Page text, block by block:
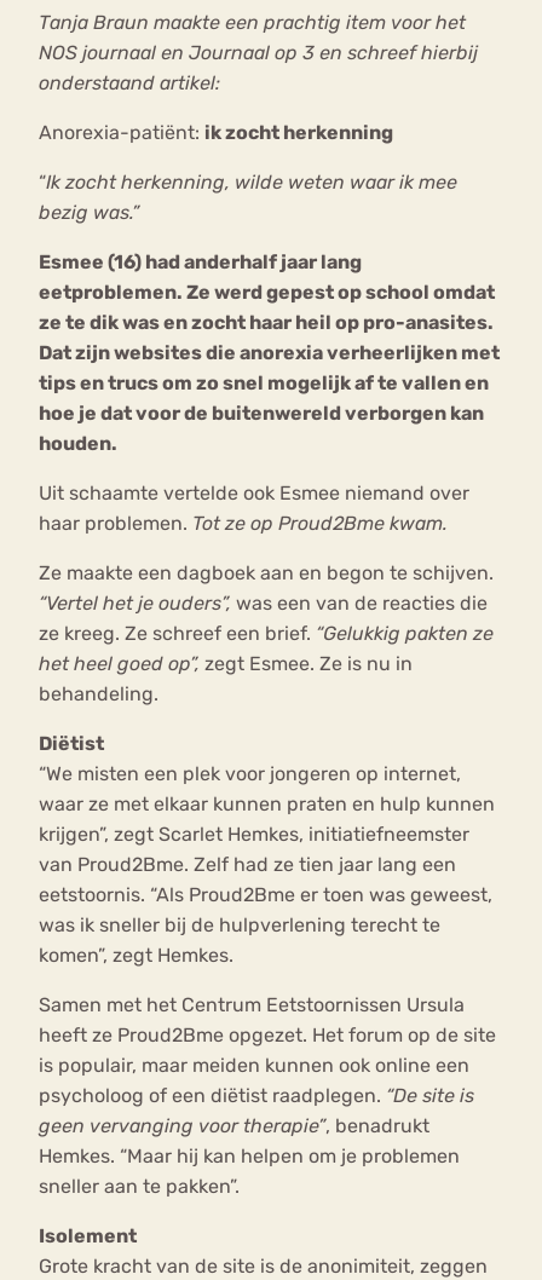
Tanja Braun maakte een prachtig item voor het
NOS journaal en Journaal op 3 en schreef hierbij
onderstaand artikel:
Anorexia-patiënt: ik zocht herkenning
“Ik zocht herkenning, wilde weten waar ik mee
bezig was.”
Esmee (16) had anderhalf jaar lang
eetproblemen. Ze werd gepest op school omdat
ze te dik was en zocht haar heil op pro-anasites.
Dat zijn websites die anorexia verheerlijken met
tips en trucs om zo snel mogelijk af te vallen en
hoe je dat voor de buitenwereld verborgen kan
houden.
Uit schaamte vertelde ook Esmee niemand over
haar problemen. Tot ze op Proud2Bme kwam.
Ze maakte een dagboek aan en begon te schijven.
“Vertel het je ouders”, was een van de reacties die
ze kreeg. Ze schreef een brief. “Gelukkig pakten ze
het heel goed op”, zegt Esmee. Ze is nu in
behandeling.
Diëtist
“We misten een plek voor jongeren op internet,
waar ze met elkaar kunnen praten en hulp kunnen
krijgen”, zegt Scarlet Hemkes, initiatiefneemster
van Proud2Bme. Zelf had ze tien jaar lang een
eetstoornis. “Als Proud2Bme er toen was geweest,
was ik sneller bij de hulpverlening terecht te
komen”, zegt Hemkes.
Samen met het Centrum Eetstoornissen Ursula
heeft ze Proud2Bme opgezet. Het forum op de site
is populair, maar meiden kunnen ook online een
psycholoog of een diëtist raadplegen. “De site is
geen vervanging voor therapie”, benadrukt
Hemkes. “Maar hij kan helpen om je problemen
sneller aan te pakken”.
Isolement
Grote kracht van de site is de anonimiteit, zeggen